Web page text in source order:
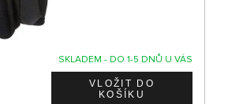
SKLADEM - DO 1-5 DNŮ U VÁS